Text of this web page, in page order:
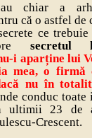
chiar a
că o astfel de
ce
secretul
i aparține lui
mea, o
nu în
conduc
ultimii 23 de
Crescent.